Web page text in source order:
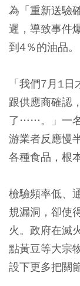
為「重新送驗
遲，導致事件
到4％的油品。
「我們7月1
跟供應商確認
了……。」一
游業者反應慢
各種食品，根
檢驗頻率低、
規漏洞，卻使
火。政府在滅
點黃豆等大宗
設下更多把關